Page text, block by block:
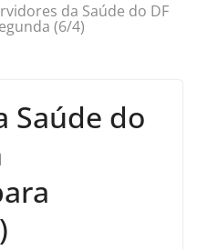
da Saúde do DF
(6/4)
Saúde do